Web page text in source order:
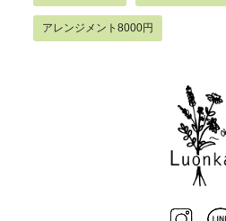
アレンジメント8000円